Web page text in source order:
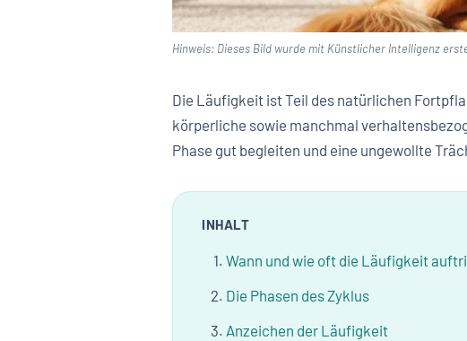
Hinweis: Dieses Bild wurde mit Künstlicher Intelligenz
Die Läufigkeit ist Teil des natürlichen
körperliche sowie manchmal
Phase gut begleiten und eine ungewollte
INHALT
Wann und wie oft die Läufigkeit
Die Phasen des Zyklus
Anzeichen der Läufigkeit